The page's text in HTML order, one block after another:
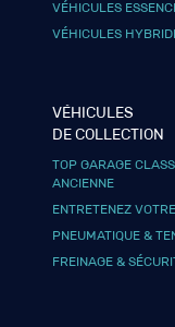
VÉHICULES
VÉHICULES
VÉHICULES
DE COLLECTION
TOP GARAGE
ANCIENNE
ENTRETENEZ
PNEUMATIQUE &
FREINAGE &